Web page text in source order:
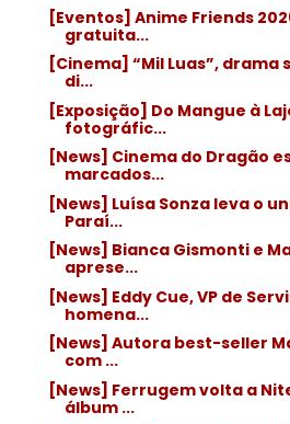
[Eventos] Anime Friends
gratuita...
[Cinema] “Mil Luas”,
di...
[Exposição] Do Mangue à
fotográfic...
[News] Cinema do Dragão
marcados...
[News] Luísa Sonza leva o
Paraí...
[News] Bianca Gismonti e
aprese...
[News] Eddy Cue, VP de
homena...
[News] Autora best-seller
com ...
[News] Ferrugem volta a
álbum ...